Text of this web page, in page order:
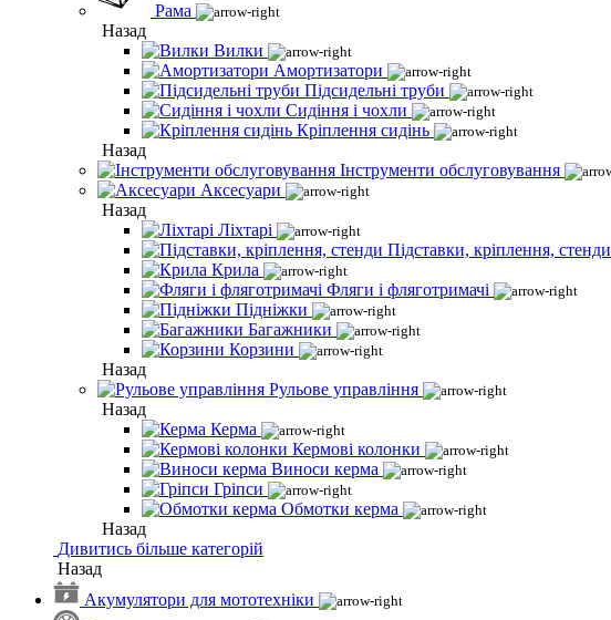
Рама
Назад
Вилки
Амортизатори
Підсидельні труби
Сидіння і чохли
Кріплення сидінь
Назад
Інструменти обслуговування
Аксесуари
Назад
Ліхтарі
Підставки, кріплення, стенди
Крила
Фляги і фляготримачі
Підніжки
Багажники
Корзини
Назад
Рульове управління
Назад
Керма
Кермові колонки
Виноси керма
Гріпси
Обмотки керма
Назад
Дивитись більше категорій
Назад
Акумулятори для мототехніки